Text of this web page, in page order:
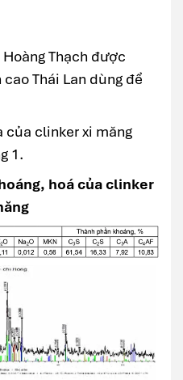
Thạch được
Thái Lan dùng để
của clinker xi măng
1.
hoá của clinker